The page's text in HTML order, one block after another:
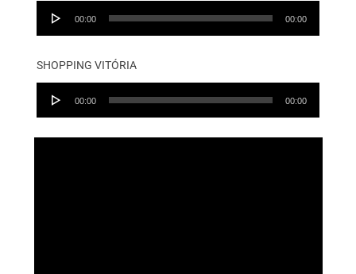
Audio
00:00 00:00
SHOPPING VITÓRIA
Audio
00:00 00:00